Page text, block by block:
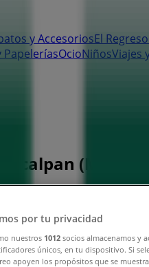
y AccesoriosEl
PapeleríasOcioNiñosViajes
por tu privacidad
nuestros 1012 socios almacenamos y
únicos, en tu dispositivo. Si
apoyen los propósitos que se